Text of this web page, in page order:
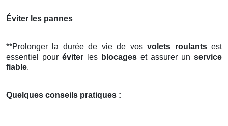
Éviter les pannes
**Prolonger la durée de vie de vosvolets roulantsest
essentiel pour éviter les blocages et assurer un service
fiable.
Quelques conseils pratiques :